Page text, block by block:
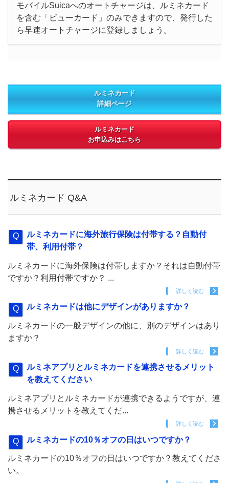
モバイルSuicaへのオートチャージは、ルミネカード
を含む「ビューカード」のみできますので、発行した
ら早速オートチャージに登録しましょう。
ルミネカード
詳細ページ
ルミネカード
お申込みはこちら
ルミネカード Q&A
ルミネカードに海外旅行保険は付帯する？自動付
帯、利用付帯？
ルミネカードに海外保険は付帯しますか？それは自動付帯
ですか？利用付帯ですか？ ...
詳しく読む
ルミネカードは他にデザインがありますか？
ルミネカードの一般デザインの他に、別のデザインはあり
ますか？
詳しく読む
ルミネアプリとルミネカードを連携させるメリット
を教えてください
ルミネアプリとルミネカードが連携できるようですが、連
携させるメリットを教えてくだ...
詳しく読む
ルミネカードの10％オフの日はいつですか？
ルミネカードの10％オフの日はいつですか？教えてくださ
い。